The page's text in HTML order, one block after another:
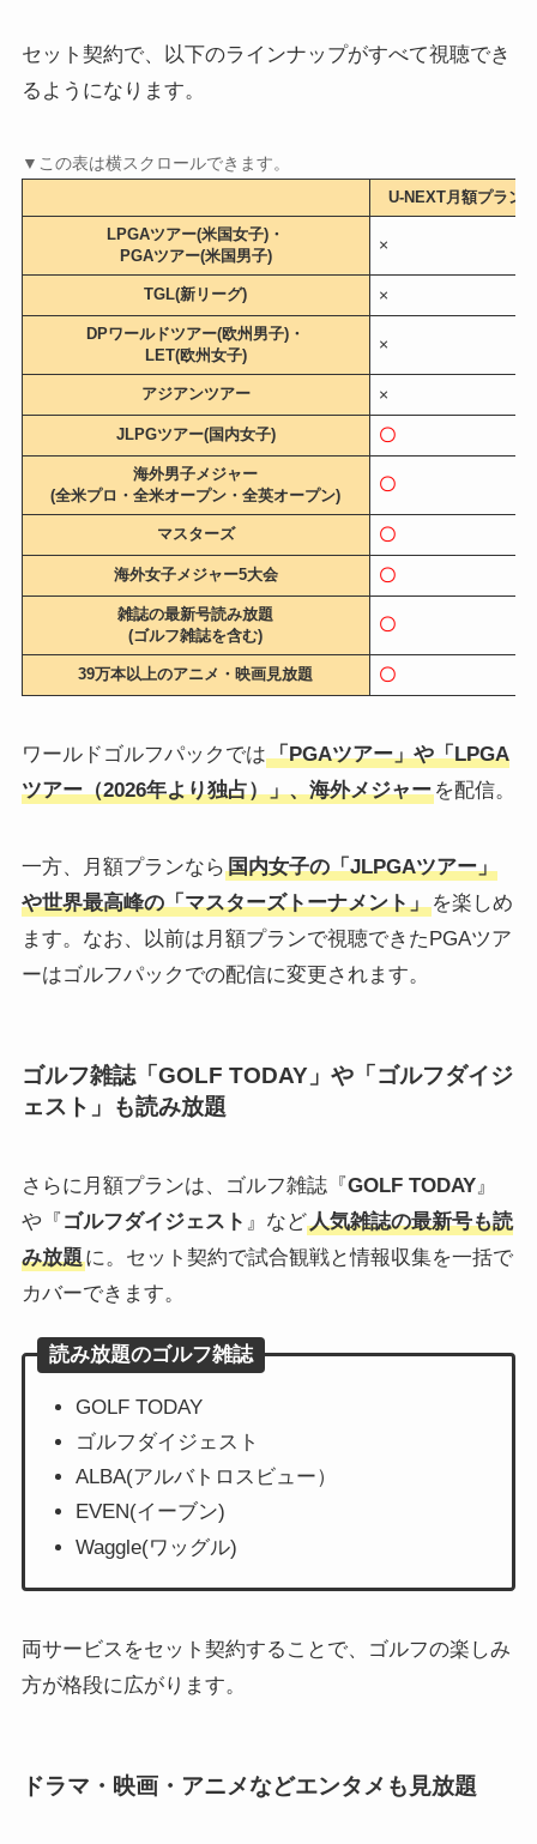
セット契約で、以下のラインナップがすべて視聴でき
るようになります。
U-NEXT月額プラン
LPGAツアー(米国女子)・
PGAツアー(米国男子)
×
TGL(新リーグ) ×
DPワールドツアー(欧州男子)・
LET(欧州女子)
×
アジアンツアー ×
JLPGツアー(国内女子) 〇
海外男子メジャー
(全米プロ・全米オープン・全英オープン)
〇
マスターズ 〇
海外女子メジャー5大会 〇
雑誌の最新号読み放題
(ゴルフ雑誌を含む)
〇
39万本以上のアニメ・映画見放題 〇
ワールドゴルフパックでは「PGAツアー」や「LPGA
ツアー（2026年より独占）」、海外メジャーを配信。
一方、月額プランなら 国内女子の「JLPGAツアー」
や世界最高峰の「マスターズトーナメント」を楽しめ
ます。なお、以前は月額プランで視聴できたPGAツア
ーはゴルフパックでの配信に変更されます。
ゴルフ雑誌「GOLF TODAY」や「ゴルフダイジ
ェスト」も読み放題
さらに月額プランは、ゴルフ雑誌『GOLF TODAY』
や『 ゴルフダイジェスト 』など人気雑誌の最新号も読
み放題に。セット契約で試合観戦と情報収集を一括で
カバーできます。
読み放題のゴルフ雑誌
GOLF TODAY
ゴルフダイジェスト
ALBA(アルバトロスビュー）
EVEN(イーブン)
Waggle(ワッグル)
両サービスをセット契約することで、ゴルフの楽しみ
方が格段に広がります。
ドラマ・映画・アニメなどエンタメも見放題